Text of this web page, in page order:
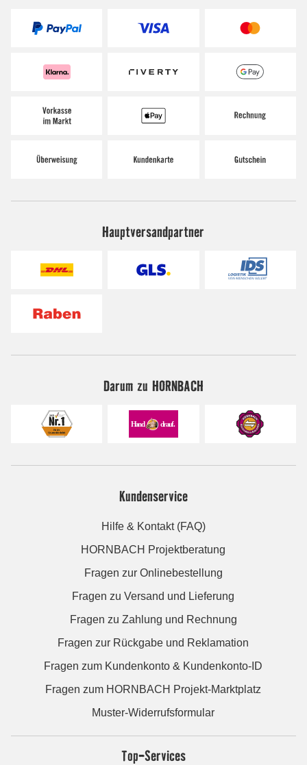
Hauptversandpartner
Darum zu HORNBACH
Kundenservice
Hilfe & Kontakt (FAQ)
HORNBACH Projektberatung
Fragen zur Onlinebestellung
Fragen zu Versand und Lieferung
Fragen zu Zahlung und Rechnung
Fragen zur Rückgabe und Reklamation
Fragen zum Kundenkonto & Kundenkonto-ID
Fragen zum HORNBACH Projekt-Marktplatz
Muster-Widerrufsformular
Top-Services